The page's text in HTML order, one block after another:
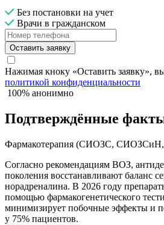
Без постановки на учет
Врачи в гражданском
Оставить заявку
Нажимая кноку «Оставить заявку»,
политикой конфиденциальности
100% анонимно
Подтверждённые
Фармакотерапия (СИОЗС, СИОЗСиН,
Согласно рекомендациям ВОЗ,
поколения восстанавливают баланс
норадреналина. В 2026 году
помощью фармакогенетического
минимизирует побочные эффекты и
у 75% пациентов.